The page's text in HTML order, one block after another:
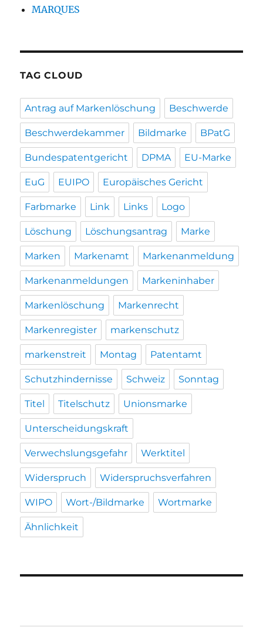
MARQUES
TAG CLOUD
Antrag auf Markenlöschung Beschwerde
Beschwerdekammer Bildmarke BPatG
Bundespatentgericht DPMA EU-Marke
EuG EUIPO Europäisches Gericht
Farbmarke Link Links Logo
Löschung Löschungsantrag Marke
Marken Markenamt Markenanmeldung
Markenanmeldungen Markeninhaber
Markenlöschung Markenrecht
Markenregister markenschutz
markenstreit Montag Patentamt
Schutzhindernisse Schweiz Sonntag
Titel Titelschutz Unionsmarke
Unterscheidungskraft
Verwechslungsgefahr Werktitel
Widerspruch Widerspruchsverfahren
WIPO Wort-/Bildmarke Wortmarke
Ähnlichkeit